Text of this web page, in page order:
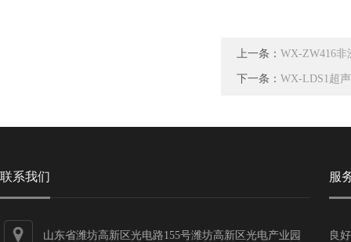
上一条： WX-ZW416非
下一条： WX-LDS1超
联系我们
山东省潍坊高新区光电路155号潍坊高新区光电产业园
服
良